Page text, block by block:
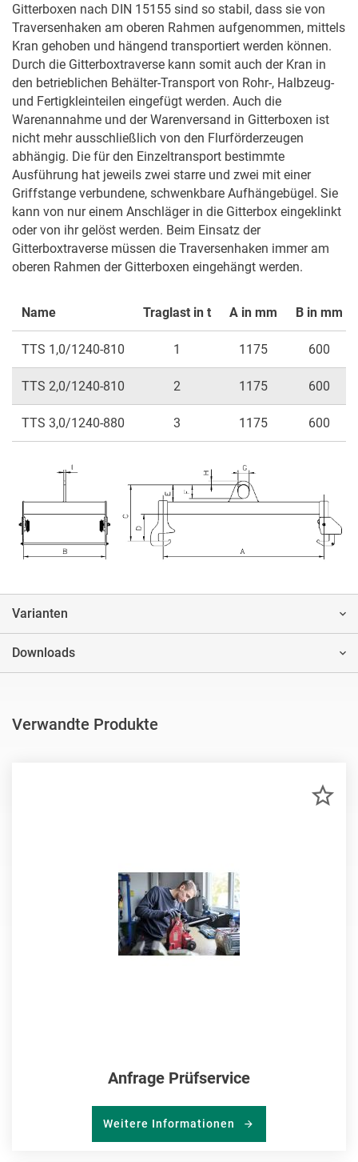
Gitterboxen nach DIN 15155 sind so stabil, dass sie von
Traversenhaken am oberen Rahmen aufgenommen, mittels
Kran gehoben und hängend transportiert werden können.
Durch die Gitterboxtraverse kann somit auch der Kran in
den betrieblichen Behälter-Transport von Rohr-, Halbzeug-
und Fertigkleinteilen eingefügt werden. Auch die
Warenannahme und der Warenversand in Gitterboxen ist
nicht mehr ausschließlich von den Flurförderzeugen
abhängig. Die für den Einzeltransport bestimmte
Ausführung hat jeweils zwei starre und zwei mit einer
Griffstange verbundene, schwenkbare Aufhängebügel. Sie
kann von nur einem Anschläger in die Gitterbox eingeklinkt
oder von ihr gelöst werden. Beim Einsatz der
Gitterboxtraverse müssen die Traversenhaken immer am
oberen Rahmen der Gitterboxen eingehängt werden.
Name Traglast in t A in mm B in mm
TTS 1,0/1240-810 1 1175 600
TTS 2,0/1240-810 2 1175 600
TTS 3,0/1240-880 3 1175 600
Varianten
Downloads
Verwandte Produkte
Anfrage Prüfservice
Weitere Informationen